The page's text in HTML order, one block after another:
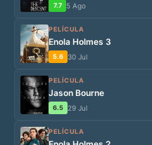
7.7 5 Ago
PELÍCULA
Enola Holmes 3
5.6 30 Jul
PELÍCULA
Jason Bourne
6.5 29 Jul
PELÍCULA